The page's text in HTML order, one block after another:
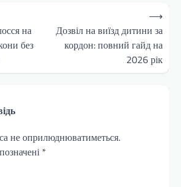
на
без
Дозвіл на виїзд дитини за
кордон: повний гайд на
2026 рік
⟶
не оприлюднюватиметься.
*